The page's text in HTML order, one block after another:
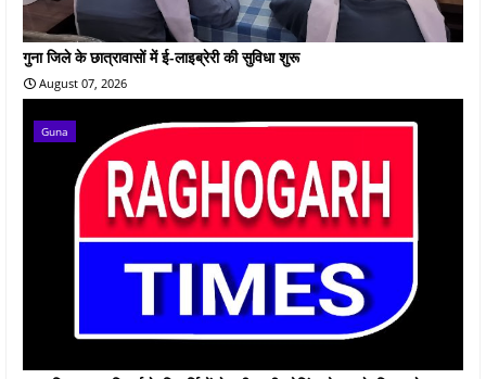
गुना जिले के छात्रावासों में ई-लाइब्रेरी की सुविधा शुरू
August 07, 2026
Guna